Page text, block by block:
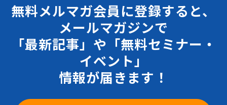
無料メルマガ会員に登録すると、
メールマガジンで
「最新記事」や「無料セミナー・
イベント」
情報が届きます！